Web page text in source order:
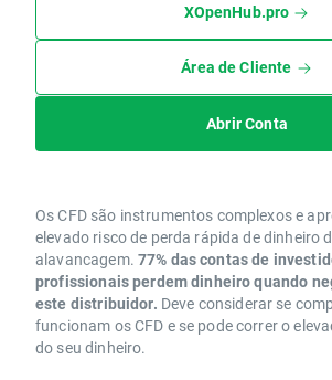
XOpenHub.pro
Área de Cliente
Abrir Conta
Os CFD são instrumentos complexos e
elevado risco de perda rápida de dinheiro
alavancagem. 77% das contas de
profissionais perdem dinheiro quando
este distribuidor. Deve considerar se
funcionam os CFD e se pode correr o
do seu dinheiro.